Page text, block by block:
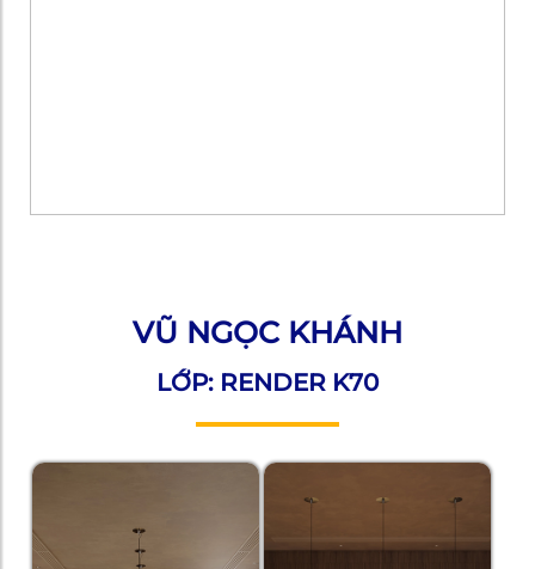
VŨ NGỌC KHÁNH
LỚP: RENDER K70